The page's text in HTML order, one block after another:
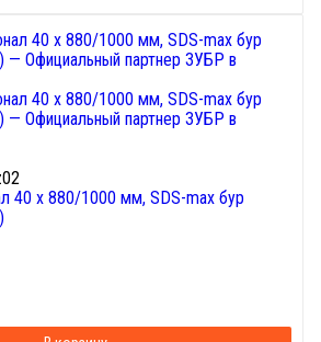
40 x 880/1000 мм, SDS-max бур